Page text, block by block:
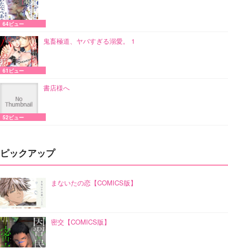
64ビュー
鬼畜極道、ヤバすぎる溺愛。 1
61ビュー
書店様へ
52ビュー
ピックアップ
まないたの恋【COMICS版】
密交【COMICS版】